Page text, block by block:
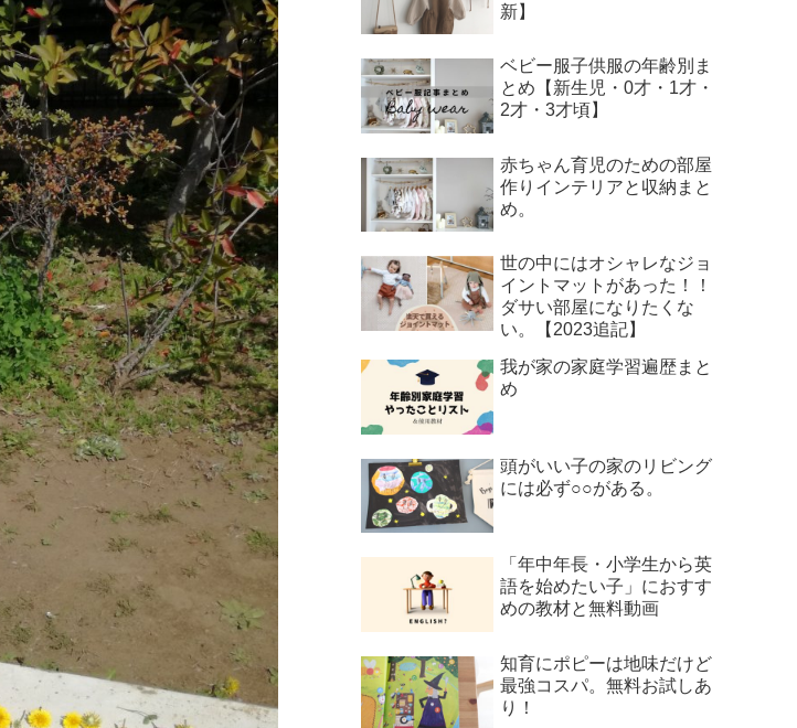
新】
ベビー服子供服の年齢別ま
とめ【新生児・0才・1才・
2才・3才頃】
赤ちゃん育児のための部屋
作りインテリアと収納まと
め。
世の中にはオシャレなジョ
イントマットがあった！！
ダサい部屋になりたくな
い。【2023追記】
我が家の家庭学習遍歴まと
め
頭がいい子の家のリビング
には必ず○○がある。
「年中年長・小学生から英
語を始めたい子」におすす
めの教材と無料動画
知育にポピーは地味だけど
最強コスパ。無料お試しあ
り！